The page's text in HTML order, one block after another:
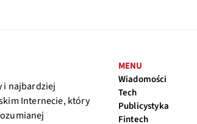
i najbardziej
Internecie, który
MENU
Wiadomości
Tech
Publicystyka
Fintech